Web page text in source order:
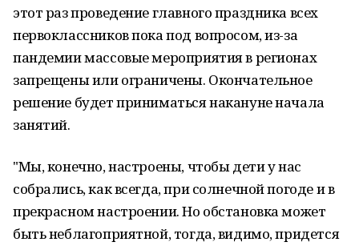
этот раз проведение главного праздника всех
первоклассников пока под вопросом, из-за
пандемии массовые мероприятия в регионах
запрещены или ограничены. Окончательное
решение будет приниматься накануне начала
занятий.
"Мы, конечно, настроены, чтобы дети у нас
собрались, как всегда, при солнечной погоде и в
прекрасном настроении. Но обстановка может
быть неблагоприятной, тогда, видимо, придется